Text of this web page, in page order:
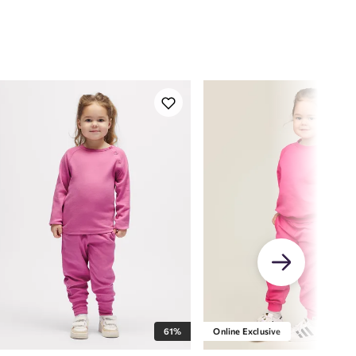
61% Online Exclusive